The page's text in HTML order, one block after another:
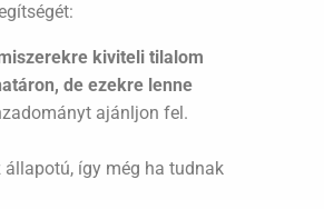
kiviteli tilalom
de ezekre lenne
ajánljon fel.
így még ha tudnak